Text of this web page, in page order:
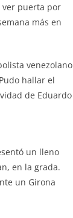
ver puerta por
más en
venezolano
hallar el
de Eduardo
un lleno
en la grada.
un Girona